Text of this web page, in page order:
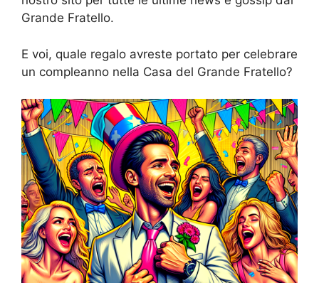
Grande Fratello.
E voi, quale regalo avreste portato per celebrare
un compleanno nella Casa del Grande Fratello?